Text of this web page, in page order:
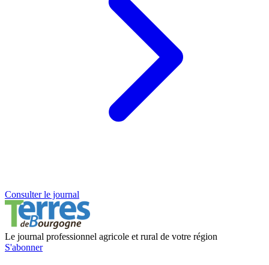
Consulter le journal
Le journal professionnel agricole et rural de votre région
S'abonner